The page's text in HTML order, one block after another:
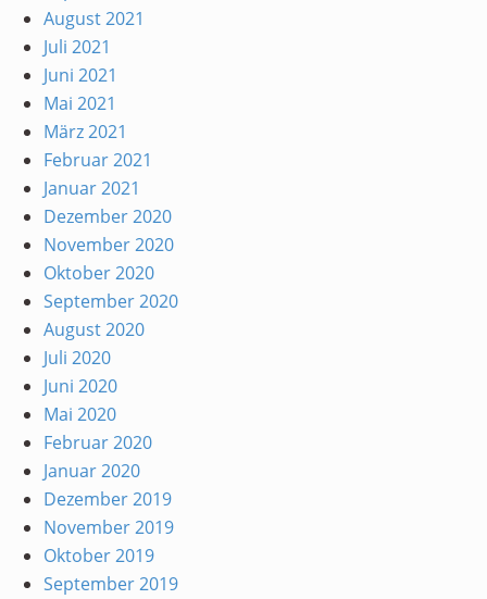
August 2021
Juli 2021
Juni 2021
Mai 2021
März 2021
Februar 2021
Januar 2021
Dezember 2020
November 2020
Oktober 2020
September 2020
August 2020
Juli 2020
Juni 2020
Mai 2020
Februar 2020
Januar 2020
Dezember 2019
November 2019
Oktober 2019
September 2019